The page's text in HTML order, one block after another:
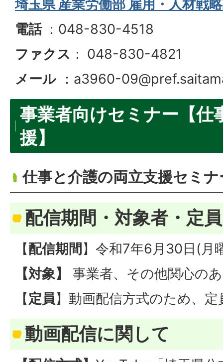
埼玉県 産業労働部 雇用・人材戦
電話 ：048-830-4518
ファクス ： 048-830-4821
メール ：a3960-
事業者向けセミナー【仕
援】
仕事と介護の両立支援セミナ
配信期間・対象者・定員
【配信期間 】令和7年6月30日(月
【対象】
事業者、その他関心の
【定員】動画配信方式のため、定
動画配信に関して